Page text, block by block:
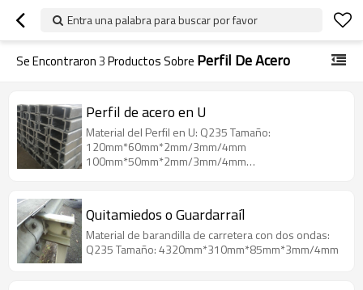
Entra una palabra para buscar por favor
Se Encontraron3Productos Sobre Perfil De Acero
Perfil de acero en U
Material del Perfil en U: Q235 Tamaño:
120mm*60mm*2mm/3mm/4mm
100mm*50mm*2mm/3mm/4mm
Quitamiedos o Guardarraíl
Material de barandilla de carretera con dos ondas:
Q235 Tamaño: 4320mm*310mm*85mm*3mm/4mm